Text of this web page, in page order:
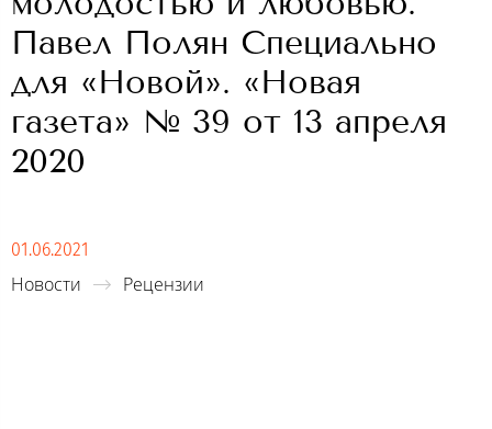
Павел Полян Специально
для «Новой». «Новая
газета» № 39 от 13 апреля
2020
01.06.2021
Новости Рецензии